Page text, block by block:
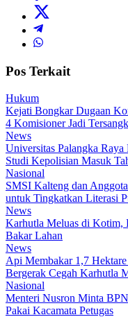
Pos Terkait
Hukum
Kejati Bongkar Dugaan
4 Komisioner Jadi
News
Universitas Palangka
Studi Kepolisian Masuk
Nasional
SMSI Kalteng dan
untuk Tingkatkan Literasi
News
Karhutla Meluas di Kotim,
Bakar Lahan
News
Api Membakar 1,7
Bergerak Cegah Karhutla
Nasional
Menteri Nusron Minta
Pakai Kacamata Petugas